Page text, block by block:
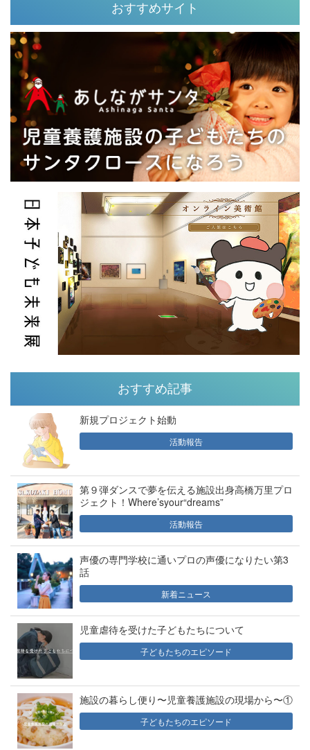
おすすめサイト
おすすめ記事
新規プロジェクト始動
活動報告
第９弾ダンスで夢を伝える施設出身高橋万里プロ
ジェクト！Where’syour“dreams”
活動報告
声優の専門学校に通いプロの声優になりたい第3
話
新着ニュース
児童虐待を受けた子どもたちについて
子どもたちのエピソード
施設の暮らし便り〜児童養護施設の現場から〜①
子どもたちのエピソード